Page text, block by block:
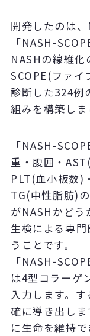
開発したのは
「NASH-
NASHの線維
SCOPE(ファイ
診断した324例
組みを構築しま
「NASH-
重・腹囲・
PLT(血小板数)
TG(中性脂肪)
がNASHかどう
生検による専
うことです。
「NASH-
は4型コラーゲ
入力します。
確に導き出し
に生命を維持